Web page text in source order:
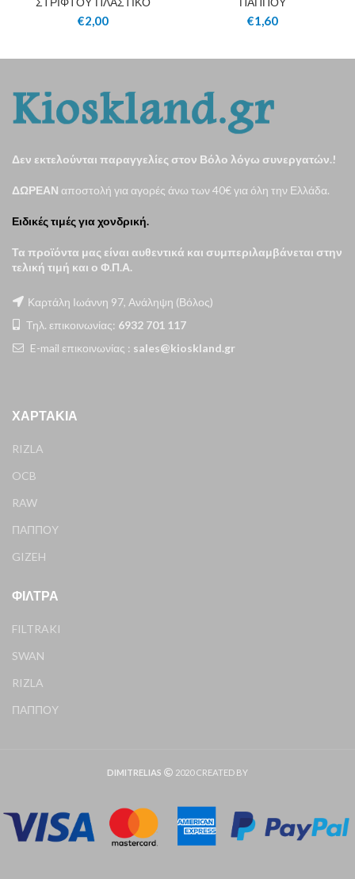
€2,00 €1,60
Δεν εκτελούνται παραγγελίες στον Βόλο λόγω συνεργατών.!
ΔΩΡΕΑΝ αποστολή για αγορές άνω των 40€ για όλη την Ελλάδα.
Ειδικές τιμές για χονδρική.
Τα προϊόντα μας είναι αυθεντικά και συμπεριλαμβάνεται στην
τελική τιμή και ο Φ.Π.Α.
Καρτάλη Ιωάννη 97, Ανάληψη (Βόλος)
Τηλ. επικοινωνίας: 6932 701 117
E-mail επικοινωνίας : sales@kioskland.gr
ΧΑΡΤΆΚΙΑ
RIZLA
OCB
RAW
ΠΑΠΠΟΥ
GIZEH
ΦΊΛΤΡΑ
FILTRAKI
SWAN
RIZLA
ΠΑΠΠΟΥ
DIMITRELIAS 2020 CREATED BY